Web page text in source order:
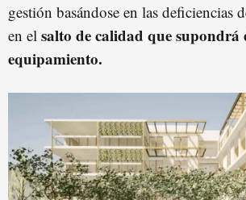
gestión basándose en las deficiencias
en el salto de calidad que supondrá
equipamiento.